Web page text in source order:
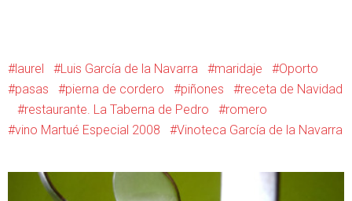
laurel Luis García de la Navarra maridaje
Oporto
pasas
pierna de cordero piñones
receta de Navidad
restaurante. La Taberna de Pedro
romero
vino Martué Especial 2008
Vinoteca García de la Navarra